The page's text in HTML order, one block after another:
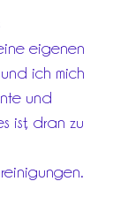
eigenen
ich mich
und
ist, dran zu